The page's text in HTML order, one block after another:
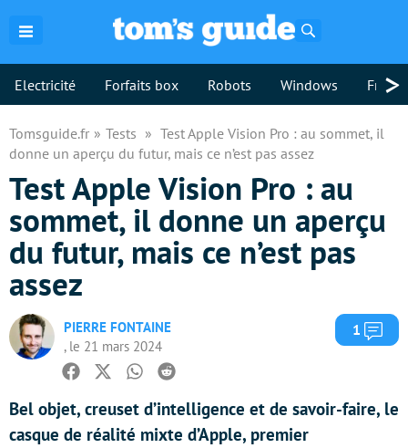
Electricité Forfaits box Robots Windows >
Tomsguide.fr Tests
Test Apple Vision Pro : au sommet, il
donne un aperçu du futur, mais ce n’est pas assez
Test Apple Vision Pro : au
sommet, il donne un aperçu
du futur, mais ce n’est pas
assez
PIERRE FONTAINE
, le 21 mars 2024
1
Facebook
TwitterWhatsapp
Reddit
Bel objet, creuset d’intelligence et de savoir-faire, le
casque de réalité mixte d’Apple, premier